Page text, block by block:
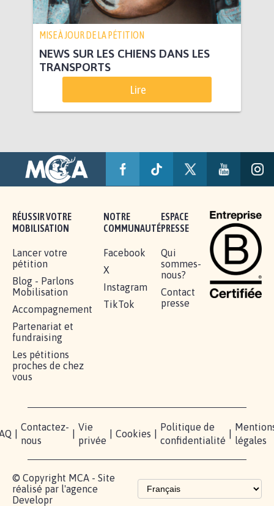
MISE À JOUR DE LA PÉTITION
NEWS SUR LES CHIENS DANS LES
TRANSPORTS
Lire
RÉUSSIR VOTRE
MOBILISATION
Lancer votre
pétition
Blog - Parlons
Mobilisation
Accompagnement
Partenariat et
fundraising
Les pétitions
proches de chez
vous
NOTRE
COMMUNAUTÉ
Facebook
X
Instagram
TikTok
ESPACE
PRESSE
Qui
sommes-
nous?
Contact
presse
Contactez-
nous
Vie
privée
Cookies
Politique de
confidentialité
légales
© Copyright MCA - Site
réalisé par l'agence
Developr